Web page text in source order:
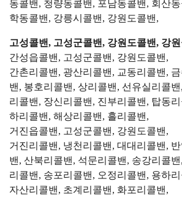
동콜밴, 청량동콜밴, 포남동콜밴, 회산
학동콜밴, 강릉시콜밴, 강원도콜밴,
고성콜밴, 고성군콜밴, 강원도콜밴, 강
간성읍콜밴, 고성군콜밴, 강원도콜밴,
간촌리콜밴, 광산리콜밴, 교동리콜밴,
밴, 봉호리콜밴, 상리콜밴, 선유실리콜
리콜밴, 장신리콜밴, 진부리콜밴, 탑동
하리콜밴, 해상리콜밴, 흘리콜밴,
거진읍콜밴, 고성군콜밴, 강원도콜밴,
거진리콜밴, 냉천리콜밴, 대대리콜밴,
밴, 산북리콜밴, 석문리콜밴, 송강리콜
리콜밴, 송포리콜밴, 오정리콜밴, 용하
자산리콜밴, 초계리콜밴, 화포리콜밴,